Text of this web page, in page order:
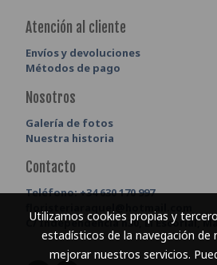
Atención al cliente
Envíos y devoluciones
Métodos de pago
Nosotros
Galería de fotos
Nuestra historia
Contacto
Teléfono:+34 630 170 997
C/ Independencia n30, El Escorial,
Utilizamos cookies propias y
estadísticos de la navegación de
mejorar nuestros servicios.